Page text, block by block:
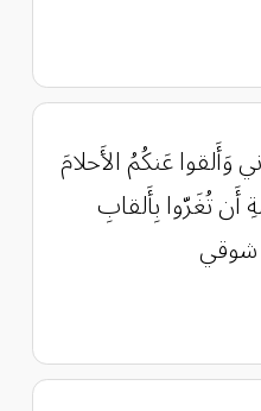
وَأَلقوا عَنكُمُ الأَحلامَ
تُغَرّوا بِأَلقابِ
شوقي